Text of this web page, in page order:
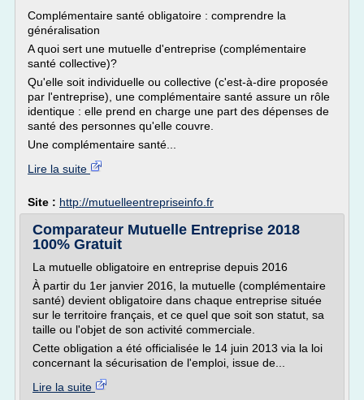
Complémentaire santé obligatoire : comprendre la
généralisation
A quoi sert une mutuelle d'entreprise (complémentaire
santé collective)?
Qu'elle soit individuelle ou collective (c'est-à-dire proposée
par l'entreprise), une complémentaire santé assure un rôle
identique : elle prend en charge une part des dépenses de
santé des personnes qu'elle couvre.
Une complémentaire santé...
Lire la suite
Site : http://mutuelleentrepriseinfo.fr
Comparateur Mutuelle Entreprise 2018
100% Gratuit
La mutuelle obligatoire en entreprise depuis 2016
À partir du 1er janvier 2016, la mutuelle (complémentaire
santé) devient obligatoire dans chaque entreprise située
sur le territoire français, et ce quel que soit son statut, sa
taille ou l'objet de son activité commerciale.
Cette obligation a été officialisée le 14 juin 2013 via la loi
concernant la sécurisation de l'emploi, issue de...
Lire la suite